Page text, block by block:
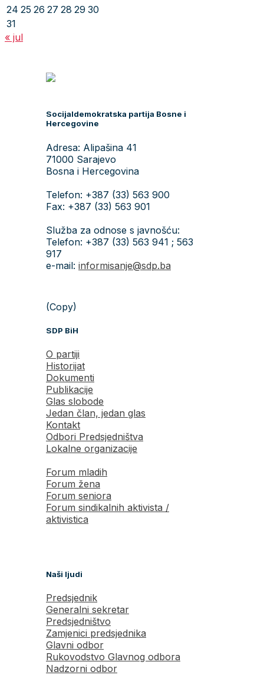
24 25 26 27 28 29 30
31
« jul
Socijaldemokratska partija Bosne i
Hercegovine
Adresa: Alipašina 41
71000 Sarajevo
Bosna i Hercegovina
Telefon: +387 (33) 563 900
Fax: +387 (33) 563 901
Služba za odnose s javnošću:
Telefon: +387 (33) 563 941 ; 563
917
e-mail: informisanje@sdp.ba
(Copy)
SDP BiH
O partiji
Historijat
Dokumenti
Publikacije
Glas slobode
Jedan član, jedan glas
Kontakt
Odbori Predsjedništva
Lokalne organizacije
Forum mladih
Forum žena
Forum seniora
Forum sindikalnih aktivista /
aktivistica
Naši ljudi
Predsjednik
Generalni sekretar
Predsjedništvo
Zamjenici predsjednika
Glavni odbor
Rukovodstvo Glavnog odbora
Nadzorni odbor